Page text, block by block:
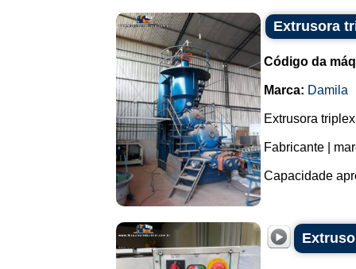
Extrusora
Código da
Marca: Damila
Extrusora
Fabricante |
Capacidade